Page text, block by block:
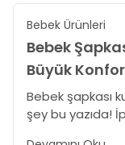
Bebek Ürünleri
Bebek
Büyük Konfor
Bebek şapkası
şey bu yazıda!